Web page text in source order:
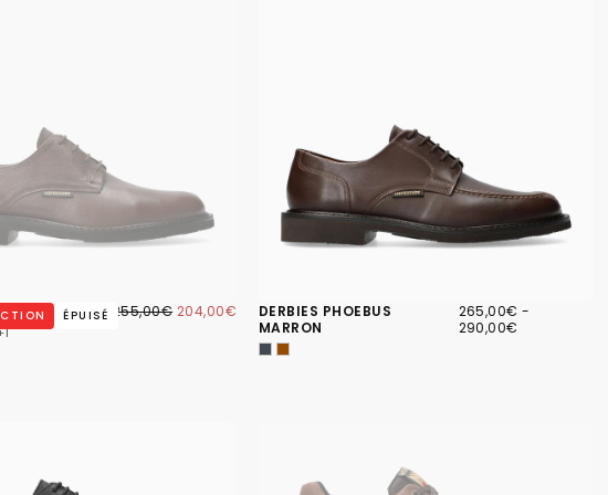
MARRON
ÉPUISÉ 204,00€
PRIX
255,00€ PRIX
204,00€
DERBIES PHOEBUS
MARRON
265,00€
PRIX
MINIMUM
265,00€ -
290,00€